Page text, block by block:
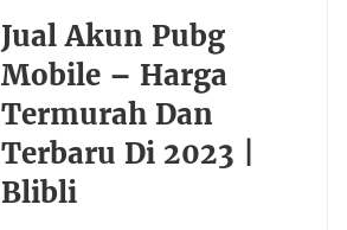
Jual Akun Pubg
Mobile – Harga
Termurah Dan
Terbaru Di 2023 |
Blibli